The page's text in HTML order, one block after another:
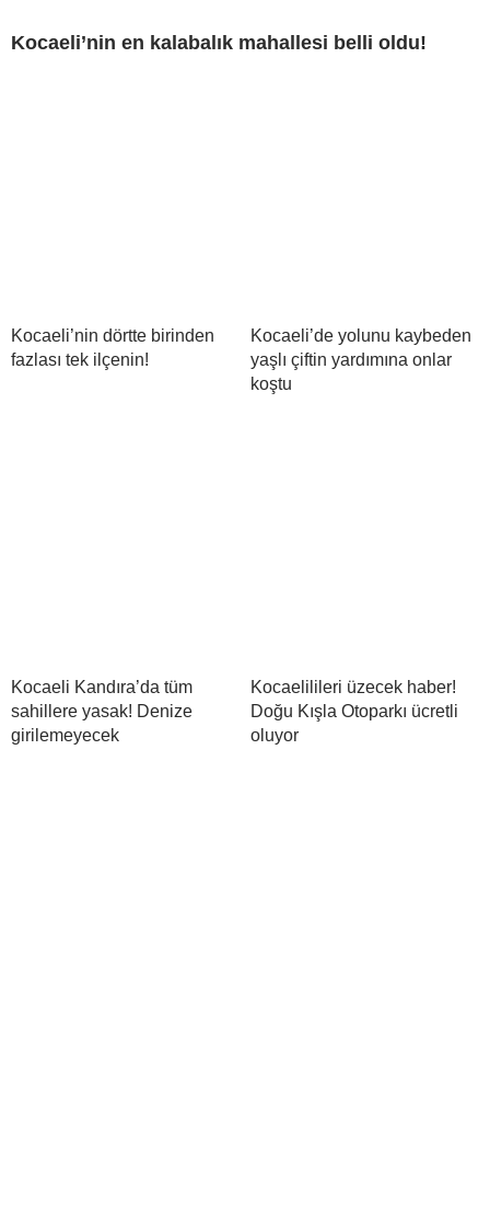
Kocaeli’nin en kalabalık mahallesi belli oldu!
Kocaeli’nin dörtte birinden
fazlası tek ilçenin!
Kocaeli’de yolunu kaybeden
yaşlı çiftin yardımına onlar
koştu
Kocaeli Kandıra’da tüm
sahillere yasak! Denize
girilemeyecek
Kocaelilileri üzecek haber!
Doğu Kışla Otoparkı ücretli
oluyor